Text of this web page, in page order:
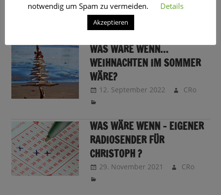
15. September 2022
WAS WÄRE WENN…
WEIHNACHTEN IM SOMMER
WÄRE?
12. September 2022 CRo
WAS WÄRE WENN – EIGENER
RADIOSENDER FÜR
CHRISTOPH ?
29. November 2021 CRo
notwendig um Spam zu vermeiden.
Details
Akzeptieren